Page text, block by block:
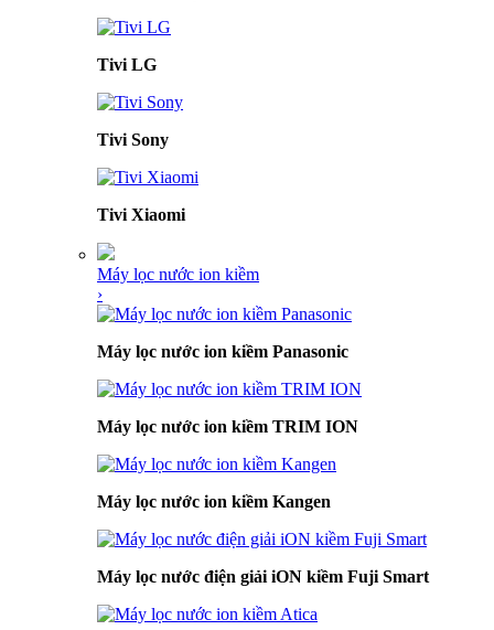
Tivi LG
Tivi Sony
Tivi Xiaomi
Máy lọc nước ion kiềm
›
Máy lọc nước ion kiềm Panasonic
Máy lọc nước ion kiềm TRIM ION
Máy lọc nước ion kiềm Kangen
Máy lọc nước điện giải iON kiềm Fuji Smart